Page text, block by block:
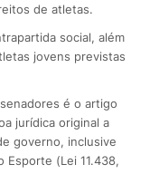
de atletas.
social, além
jovens previstas
é o artigo
jurídica original a
governo, inclusive
(Lei 11.438,